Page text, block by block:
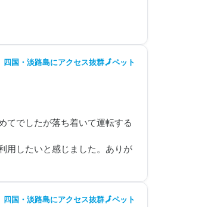
国・淡路島にアクセス抜群🗾ペット
てでしたが落ち着いて運転する
用したいと感じました。ありが
国・淡路島にアクセス抜群🗾ペット